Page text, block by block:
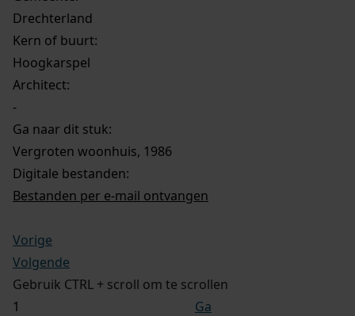
Drechterland
Kern of buurt:
Hoogkarspel
Architect:
-
Ga naar dit stuk:
Vergroten woonhuis, 1986
Digitale bestanden:
Bestanden per e-mail ontvangen
Vorige
Volgende
Gebruik CTRL + scroll om te scrollen
Ga